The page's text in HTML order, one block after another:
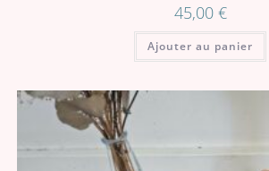
45,00 €
Ajouter au panier